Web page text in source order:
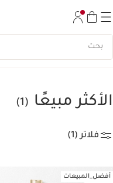
الأكثر مبيعًا (1)
فلاتر (1)
أفضل_المبيعات